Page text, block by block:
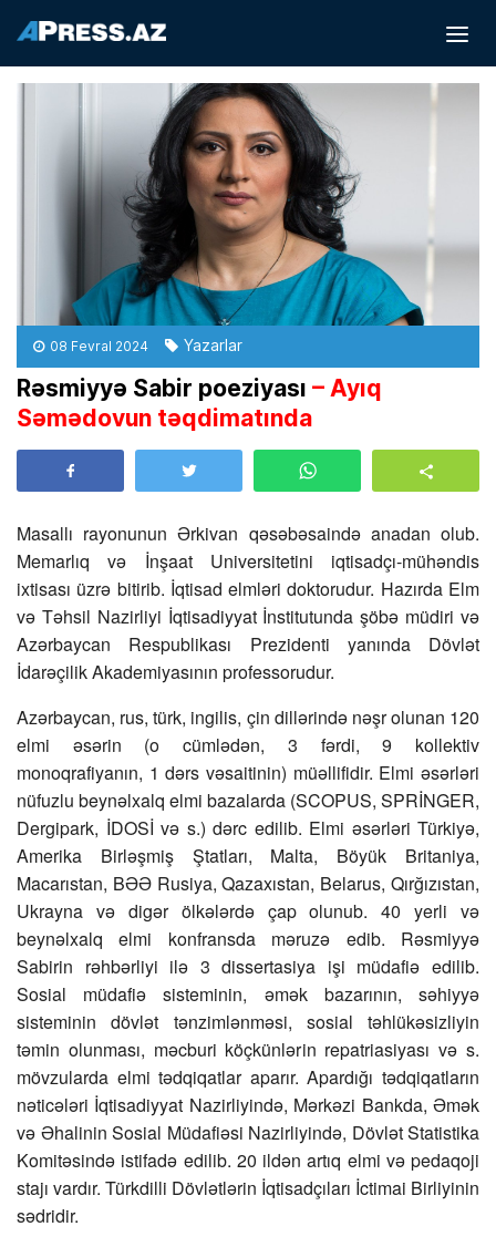
08 Fevral 2024 Yazarlar
Rəsmiyyə Sabir poeziyası – Ayıq
Səmədovun təqdimatında
Masallı rayonunun Ərkivan qəsəbəsaində anadan olub.
Memarlıq və İnşaat Universitetini iqtisadçı-mühəndis
ixtisası üzrə bitirib. İqtisad elmləri doktorudur. Hazırda Elm
və Təhsil Nazirliyi İqtisadiyyat İnstitutunda şöbə müdiri və
Azərbaycan Respublikası Prezidenti yanında Dövlət
İdarəçilik Akademiyasının professorudur.
Azərbaycan, rus, türk, ingilis, çin dillərində nəşr olunan 120
elmi əsərin (o cümlədən, 3 fərdi, 9 kollektiv
monoqrafiyanın, 1 dərs vəsaitinin) müəllifidir. Elmi əsərləri
nüfuzlu beynəlxalq elmi bazalarda (SCOPUS, SPRİNGER,
Dergipark, İDOSİ və s.) dərc edilib. Elmi əsərləri Türkiyə,
Amerika Birləşmiş Ştatları, Malta, Böyük Britaniya,
Macarıstan, BƏƏ Rusiya, Qazaxıstan, Belarus, Qırğızıstan,
Ukrayna və digər ölkələrdə çap olunub. 40 yerli və
beynəlxalq elmi konfransda məruzə edib. Rəsmiyyə
Sabirin rəhbərliyi ilə 3 dissertasiya işi müdafiə edilib.
Sosial müdafiə sisteminin, əmək bazarının, səhiyyə
sisteminin dövlət tənzimlənməsi, sosial təhlükəsizliyin
təmin olunması, məcburi köçkünlərin repatriasiyası və s.
mövzularda elmi tədqiqatlar aparır. Apardığı tədqiqatların
nəticələri İqtisadiyyat Nazirliyində, Mərkəzi Bankda, Əmək
və Əhalinin Sosial Müdafiəsi Nazirliyində, Dövlət Statistika
Komitəsində istifadə edilib. 20 ildən artıq elmi və pedaqoji
stajı vardır. Türkdilli Dövlətlərin İqtisadçıları İctimai Birliyinin
sədridir.